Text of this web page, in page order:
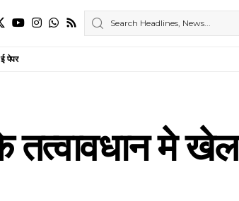
ई पेपर
तत्वावधान मे खेल